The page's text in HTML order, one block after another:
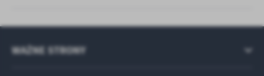
WAŻNE STRONY